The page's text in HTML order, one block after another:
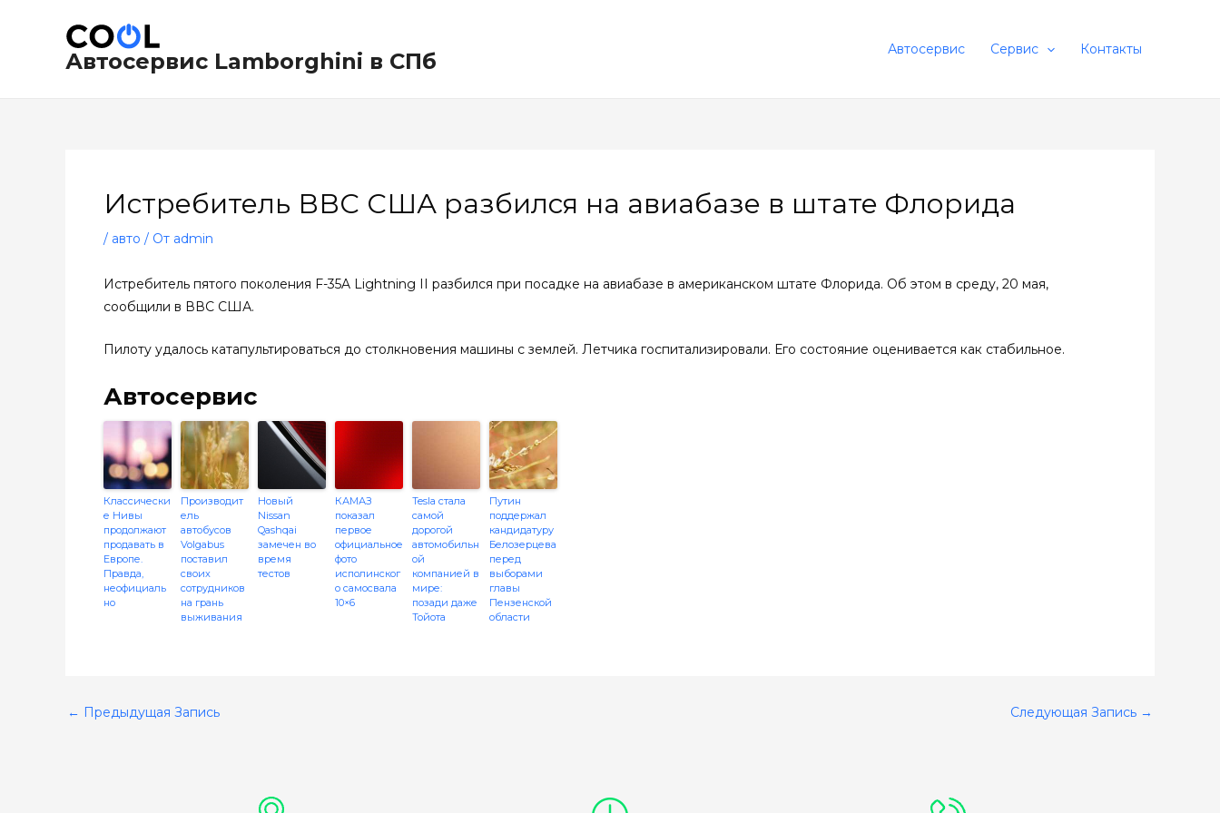
содержимомуАвтосервис Lamborghini в СПб Автосервис Сервис Контакты
Истребитель ВВС США разбился на авиабазе в штате Флорида
/ авто / От admin
Истребитель пятого поколения F-35A Lightning II разбился при посадке на авиабазе в американском штате Флорида. Об этом в среду, 20 мая,
сообщили в ВВС США.
Пилоту удалось катапультироваться до столкновения машины с землей. Летчика госпитализировали. Его состояние оценивается как стабильное.
Автосервис
Классически
е Нивы
продолжают
продавать в
Европе.
Правда,
неофициаль
но
Производит
ель
автобусов
Volgabus
поставил
своих
сотрудников
на грань
выживания
Новый
Nissan
Qashqai
замечен во
время
тестов
КАМАЗ
показал
первое
официальное
фото
исполинског
о самосвала
10×6
Tesla стала
самой
дорогой
автомобильн
ой
компанией в
мире:
позади даже
Тойота
Путин
поддержал
кандидатуру
Белозерцева
перед
выборами
главы
Пензенской
области
по
записям
← Предыдущая Запись Следующая Запись →